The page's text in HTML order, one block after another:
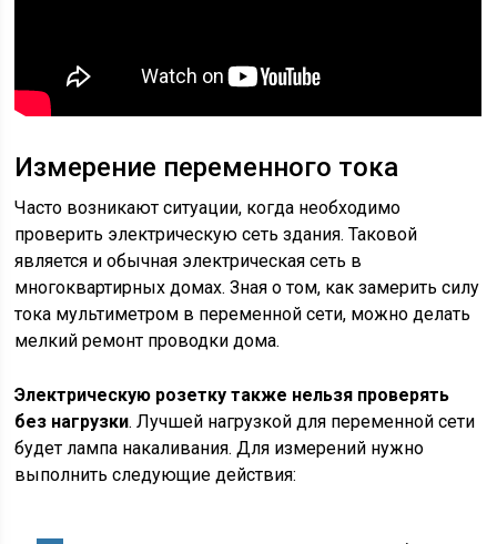
Измерение переменного тока
Часто возникают ситуации, когда необходимо
проверить электрическую сеть здания. Таковой
является и обычная электрическая сеть в
многоквартирных домах. Зная о том, как замерить силу
тока мультиметром в переменной сети, можно делать
мелкий ремонт проводки дома.
Электрическую розетку также нельзя проверять
без нагрузки. Лучшей нагрузкой для переменной сети
будет лампа накаливания. Для измерений нужно
выполнить следующие действия: